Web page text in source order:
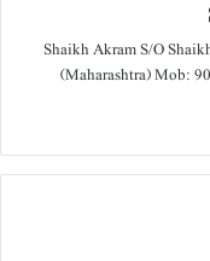
Shaikh Akram S/O
(Maharashtra) Mob: